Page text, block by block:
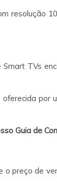
resolução
TVs
por
Guia de
preço de